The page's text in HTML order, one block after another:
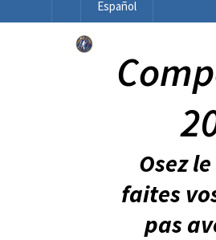
Español
Osez
faites
pas